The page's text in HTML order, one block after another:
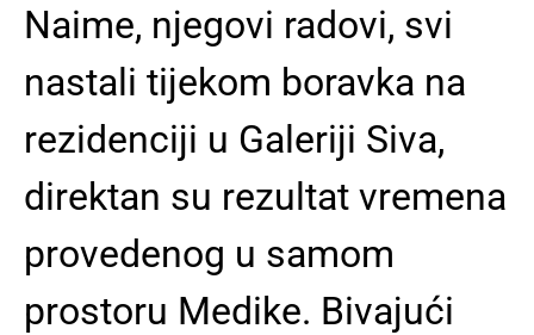
Naime, njegovi radovi, svi
nastali tijekom boravka na
rezidenciji u Galeriji Siva,
direktan su rezultat vremena
provedenog u samom
prostoru Medike. Bivajući